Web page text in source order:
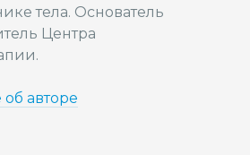
тела. Основатель
Центра
авторе